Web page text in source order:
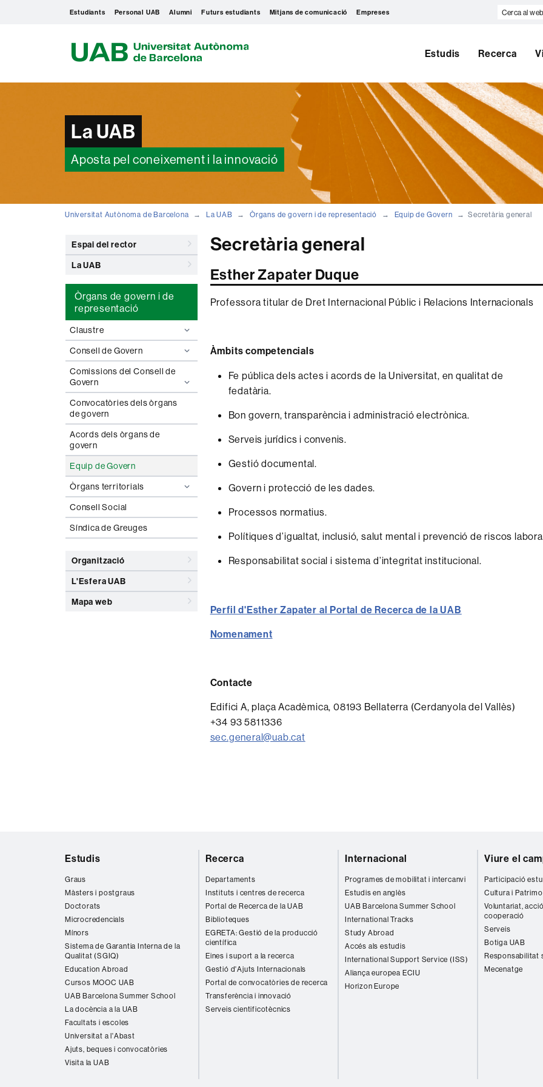
Estudiants Personal UAB Alumni Futurs estudiants Mitjans de comunicació Empreses
Cerca
A
Estudis Recerca
La UAB
Aposta pel coneixement i la innovació
Universitat Autònoma de Barcelona La UAB Òrgans de govern i de representació Equip de Govern Secretària general
Espai del rector
La UAB
Òrgans de govern i de
representació
Claustre
Consell de Govern
Comissions del Consell de
Govern
Convocatòries dels òrgans
de govern
Acords dels òrgans de
govern
Equip de Govern
Òrgans territorials
Consell Social
Síndica de Greuges
Organització
L'Esfera UAB
Mapa web
Secretària general
Esther Zapater Duque
Professora titular de Dret Internacional Públic i Relacions Internacionals
Àmbits competencials
Fe pública dels actes i acords de la Universitat, en qualitat de
fedatària.
Bon govern, transparència i administració electrònica.
Serveis jurídics i convenis.
Gestió documental.
Govern i protecció de les dades.
Processos normatius.
Polítiques d’igualtat, inclusió, salut mental i prevenció de riscos
Responsabilitat social i sistema d’integritat institucional.
Perfil d'Esther Zapater al Portal de Recerca de la UAB
Nomenament
Contacte
Edifici A, plaça Acadèmica, 08193 Bellaterra (Cerdanyola del Vallès)
+34 93 5811336
sec.general@uab.cat
Estudis
Graus
Màsters i postgraus
Doctorats
Microcredencials
Mínors
Sistema de Garantia Interna de la
Qualitat (SGIQ)
Education Abroad
Cursos MOOC UAB
UAB Barcelona Summer School
La docència a la UAB
Facultats i escoles
Universitat a l'Abast
Ajuts, beques i convocatòries
Visita la UAB
Recerca
Departaments
Instituts i centres de recerca
Portal de Recerca de la UAB
Biblioteques
EGRETA: Gestió de la producció
científica
Eines i suport a la recerca
Gestió d'Ajuts Internacionals
Portal de convocatòries de recerca
Transferència i innovació
Serveis cientificotècnics
Internacional
Programes de mobilitat i intercanvi
Estudis en anglès
UAB Barcelona Summer School
International Tracks
Study Abroad
Accés als estudis
International Support Service (ISS)
Aliança europea ECIU
Horizon Europe
Viure el
Participació
Cultura i
Voluntariat,
cooperació
Serveis
Botiga UAB
Responsabilitat
Mecenatge